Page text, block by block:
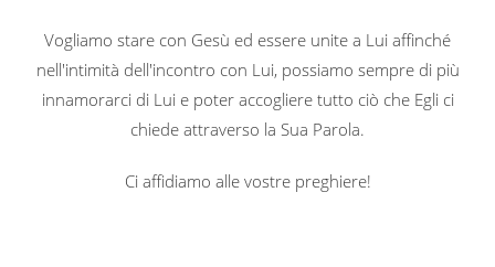
Vogliamo stare con Gesù ed essere unite a Lui affinché
nell'intimità dell'incontro con Lui, possiamo sempre di più
innamorarci di Lui e poter accogliere tutto ciò che Egli ci
chiede attraverso la Sua Parola.
Ci affidiamo alle vostre preghiere!